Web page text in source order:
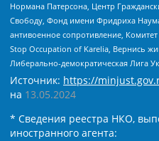
Нормана Патерсона, Центр
Свободу, Фонд имени Фридриха
антивоенное сопротивление,
Stop Occupation of Karelia, Вернись
Либерально-демократическая Лига
Источник: https://
на 13.05.2024
* Сведения реестра НКО,
иностранного агента: